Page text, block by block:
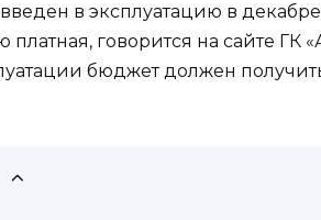
в эксплуатацию в
платная, говорится на сайте ГК
бюджет должен